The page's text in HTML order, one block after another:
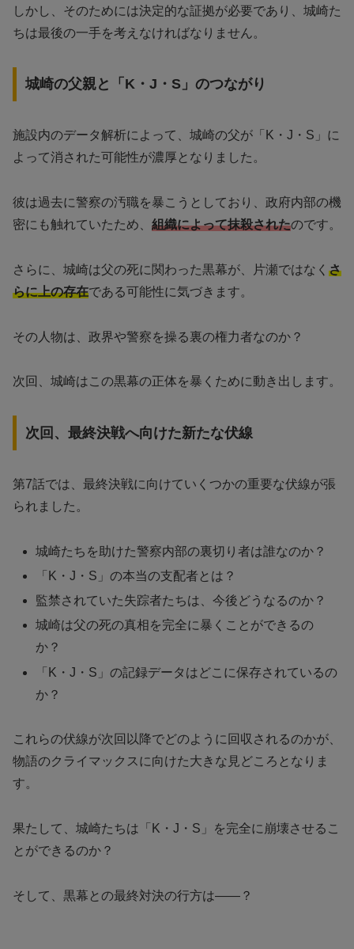
しかし、そのためには決定的な証拠が必要であり、城崎た
ちは最後の一手を考えなければなりません。
城崎の父親と「K・J・S」のつながり
施設内のデータ解析によって、城崎の父が「K・J・S」に
よって消された可能性が濃厚となりました。
彼は過去に警察の汚職を暴こうとしており、政府内部の機
密にも触れていたため、 組織によって抹殺されたのです。
さらに、城崎は父の死に関わった黒幕が、片瀬ではなく さ
らに上の存在である可能性に気づきます。
その人物は、政界や警察を操る裏の権力者なのか？
次回、城崎はこの黒幕の正体を暴くために動き出します。
次回、最終決戦へ向けた新たな伏線
第7話では、最終決戦に向けていくつかの重要な伏線が張
られました。
城崎たちを助けた警察内部の裏切り者は誰なのか？
「K・J・S」の本当の支配者とは？
監禁されていた失踪者たちは、今後どうなるのか？
城崎は父の死の真相を完全に暴くことができるの
か？
「K・J・S」の記録データはどこに保存されているの
か？
これらの伏線が次回以降でどのように回収されるのかが、
物語のクライマックスに向けた大きな見どころとなりま
す。
果たして、城崎たちは「K・J・S」を完全に崩壊させるこ
とができるのか？
そして、黒幕との最終対決の行方は——？